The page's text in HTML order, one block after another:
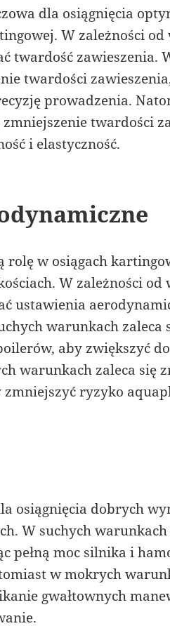
dla osiągnięcia
W zależności
twardość zawieszenia.
twardości
prowadzenia.
twardości
i elastyczność.
w osiągach
W zależności
ustawienia
warunkach zaleca
aby zwiększyć
warunkach zaleca się
ryzyko
osiągnięcia dobrych
W suchych warunkach
pełną moc silnika i
w mokrych
gwałtownych